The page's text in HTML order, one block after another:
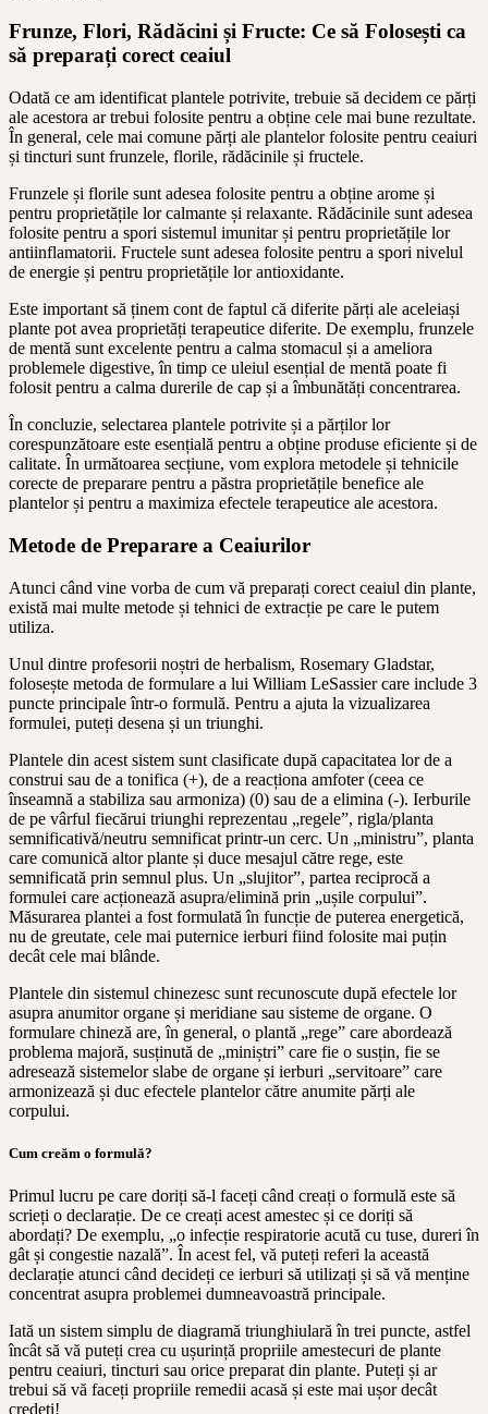
Frunze, Flori, Rădăcini și Fructe: Ce să Folosești ca
să preparați corect ceaiul
Odată ce am identificat plantele potrivite, trebuie să decidem ce părți
ale acestora ar trebui folosite pentru a obține cele mai bune rezultate.
În general, cele mai comune părți ale plantelor folosite pentru ceaiuri
și tincturi sunt frunzele, florile, rădăcinile și fructele.
Frunzele și florile sunt adesea folosite pentru a obține arome și
pentru proprietățile lor calmante și relaxante. Rădăcinile sunt adesea
folosite pentru a spori sistemul imunitar și pentru proprietățile lor
antiinflamatorii. Fructele sunt adesea folosite pentru a spori nivelul
de energie și pentru proprietățile lor antioxidante.
Este important să ținem cont de faptul că diferite părți ale aceleiași
plante pot avea proprietăți terapeutice diferite. De exemplu, frunzele
de mentă sunt excelente pentru a calma stomacul și a ameliora
problemele digestive, în timp ce uleiul esențial de mentă poate fi
folosit pentru a calma durerile de cap și a îmbunătăți concentrarea.
În concluzie, selectarea plantele potrivite și a părților lor
corespunzătoare este esențială pentru a obține produse eficiente și de
calitate. În următoarea secțiune, vom explora metodele și tehnicile
corecte de preparare pentru a păstra proprietățile benefice ale
plantelor și pentru a maximiza efectele terapeutice ale acestora.
Metode de Preparare a Ceaiurilor
Atunci când vine vorba de cum vă preparați corect ceaiul din plante,
există mai multe metode și tehnici de extracție pe care le putem
utiliza.
Unul dintre profesorii noștri de herbalism, Rosemary Gladstar,
folosește metoda de formulare a lui William LeSassier care include 3
puncte principale într-o formulă. Pentru a ajuta la vizualizarea
formulei, puteți desena și un triunghi.
Plantele din acest sistem sunt clasificate după capacitatea lor de a
construi sau de a tonifica (+), de a reacționa amfoter (ceea ce
înseamnă a stabiliza sau armoniza) (0) sau de a elimina (-). Ierburile
de pe vârful fiecărui triunghi reprezentau „regele”, rigla/planta
semnificativă/neutru semnificat printr-un cerc. Un „ministru”, planta
care comunică altor plante și duce mesajul către rege, este
semnificată prin semnul plus. Un „slujitor”, partea reciprocă a
formulei care acționează asupra/elimină prin „ușile corpului”.
Măsurarea plantei a fost formulată în funcție de puterea energetică,
nu de greutate, cele mai puternice ierburi fiind folosite mai puțin
decât cele mai blânde.
Plantele din sistemul chinezesc sunt recunoscute după efectele lor
asupra anumitor organe și meridiane sau sisteme de organe. O
formulare chineză are, în general, o plantă „rege” care abordează
problema majoră, susținută de „miniștri” care fie o susțin, fie se
adresează sistemelor slabe de organe și ierburi „servitoare” care
armonizează și duc efectele plantelor către anumite părți ale
corpului.
Cum creăm o formulă?
Primul lucru pe care doriți să-l faceți când creați o formulă este să
scrieți o declarație. De ce creați acest amestec și ce doriți să
abordați? De exemplu, „o infecție respiratorie acută cu tuse, dureri în
gât și congestie nazală”. În acest fel, vă puteți referi la această
declarație atunci când decideți ce ierburi să utilizați și să vă menține
concentrat asupra problemei dumneavoastră principale.
Iată un sistem simplu de diagramă triunghiulară în trei puncte, astfel
încât să vă puteți crea cu ușurință propriile amestecuri de plante
pentru ceaiuri, tincturi sau orice preparat din plante. Puteți și ar
trebui să vă faceți propriile remedii acasă și este mai ușor decât
credeți!